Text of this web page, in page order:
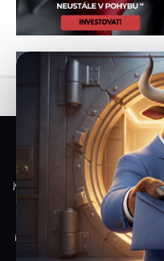
Veškeré informace a
Burzovního Světa vycházejí z
jejich zpracování je postupováno s
objektivní, aktuální a
slouží výhradně k
individuální investiční doporučení,
ke koupi nebo prodeji konkrétních